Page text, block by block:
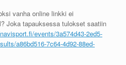
vanha online linkki ei
Joka tapauksessa tulokset saatiin
events/3a574d43-2ed5-
a86bd516-7c64-4d92-88ed-